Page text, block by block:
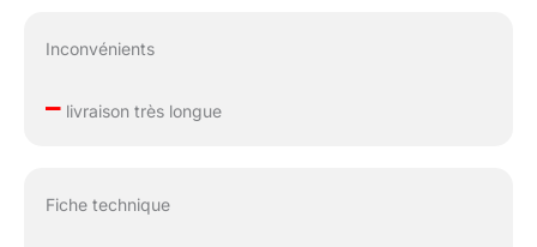
Inconvénients
–livraison très longue
Fiche technique